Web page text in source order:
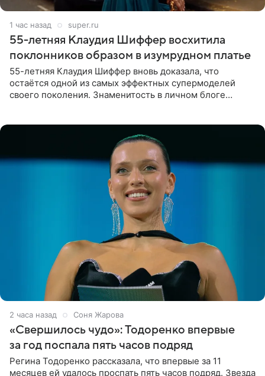
1 час назад super.ru
55-летняя Клаудия Шиффер восхитила
поклонников образом в изумрудном платье
55-летняя Клаудия Шиффер вновь доказала, что
остаётся одной из самых эффектных супермоделей
своего поколения. Знаменитость в личном блоге
2 часа назад Соня Жарова
«Свершилось чудо»: Тодоренко впервые
за год поспала пять часов подряд
Регина Тодоренко рассказала, что впервые за 11
месяцев ей удалось проспать пять часов подряд. Звезда